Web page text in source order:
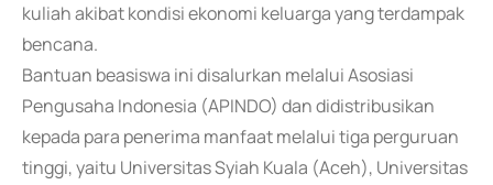
kuliah akibat kondisi ekonomi keluarga yang terdampak
bencana.
Bantuan beasiswa ini disalurkan melalui Asosiasi
Pengusaha Indonesia (APINDO) dan didistribusikan
kepada para penerima manfaat melalui tiga perguruan
tinggi, yaitu Universitas Syiah Kuala (Aceh), Universitas